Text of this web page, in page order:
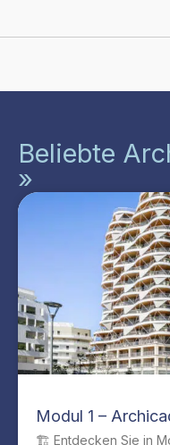
Beliebte
»
Modul 1 –
🏗️ Entdecken Sie in